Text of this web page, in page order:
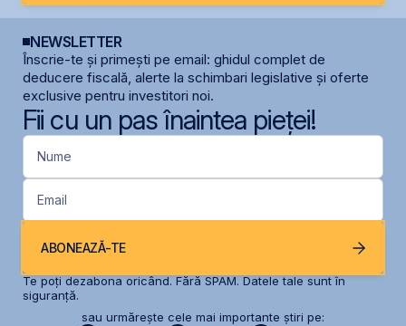
NEWSLETTER
Înscrie-te și primești pe email: ghidul complet de
deducere fiscală, alerte la schimbari legislative și oferte
exclusive pentru investitori noi.
Fii cu un pas înaintea pieței!
Nume
Email
ABONEAZĂ-TE
Te poți dezabona oricând. Fără SPAM. Datele tale sunt în
siguranță.
sau urmărește cele mai importante știri pe: